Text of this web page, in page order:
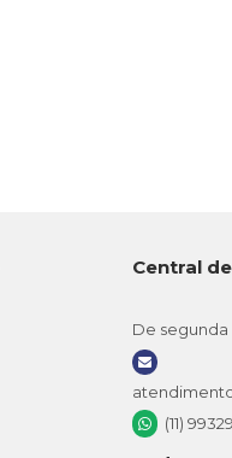
Central
De segunda
(11)